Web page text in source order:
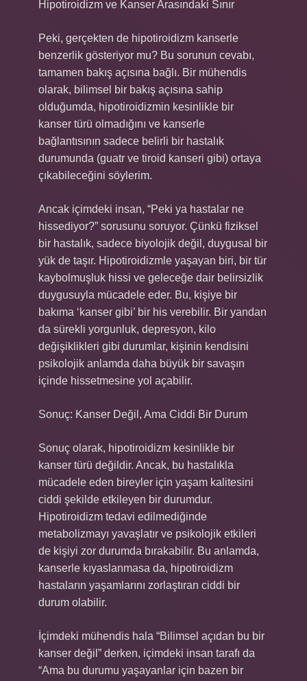
Hipotiroidizm ve Kanser Arasındaki Sınır
Peki, gerçekten de hipotiroidizm kanserle
benzerlik gösteriyor mu? Bu sorunun cevabı,
tamamen bakış açısına bağlı. Bir mühendis
olarak, bilimsel bir bakış açısına sahip
olduğumda, hipotiroidizmin kesinlikle bir
kanser türü olmadığını ve kanserle
bağlantısının sadece belirli bir hastalık
durumunda (guatr ve tiroid kanseri gibi) ortaya
çıkabileceğini söylerim.
Ancak içimdeki insan, “Peki ya hastalar ne
hissediyor?” sorusunu soruyor. Çünkü fiziksel
bir hastalık, sadece biyolojik değil, duygusal bir
yük de taşır. Hipotiroidizmle yaşayan biri, bir tür
kaybolmuşluk hissi ve geleceğe dair belirsizlik
duygusuyla mücadele eder. Bu, kişiye bir
bakıma ‘kanser gibi’ bir his verebilir. Bir yandan
da sürekli yorgunluk, depresyon, kilo
değişiklikleri gibi durumlar, kişinin kendisini
psikolojik anlamda daha büyük bir savaşın
içinde hissetmesine yol açabilir.
Sonuç: Kanser Değil, Ama Ciddi Bir Durum
Sonuç olarak, hipotiroidizm kesinlikle bir
kanser türü değildir. Ancak, bu hastalıkla
mücadele eden bireyler için yaşam kalitesini
ciddi şekilde etkileyen bir durumdur.
Hipotiroidizm tedavi edilmediğinde
metabolizmayı yavaşlatır ve psikolojik etkileri
de kişiyi zor durumda bırakabilir. Bu anlamda,
kanserle kıyaslanmasa da, hipotiroidizm
hastaların yaşamlarını zorlaştıran ciddi bir
durum olabilir.
İçimdeki mühendis hala “Bilimsel açıdan bu bir
kanser değil” derken, içimdeki insan tarafı da
“Ama bu durumu yaşayanlar için bazen bir